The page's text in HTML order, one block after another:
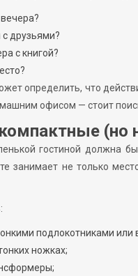
с друзьями?
с книгой?
определить, что
офисом — стоит
(но
гостиной должна
занимает не только
подлокотниками или
ножках;